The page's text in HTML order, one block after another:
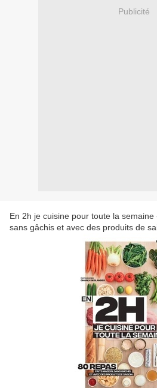
Publicité
En 2h je cuisine pour toute la semaine
sans gâchis et avec des produits de